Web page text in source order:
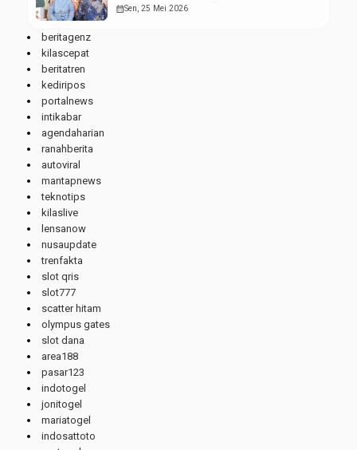
Wisudawan Terbaik
calendar_monthSen, 25 Mei 2026
beritagenz
kilascepat
beritatren
kediripos
portalnews
intikabar
agendaharian
ranahberita
autoviral
mantapnews
teknotips
kilaslive
lensanow
nusaupdate
trenfakta
slot qris
slot777
scatter hitam
olympus gates
slot dana
area188
pasar123
indotogel
jonitogel
mariatogel
indosattoto